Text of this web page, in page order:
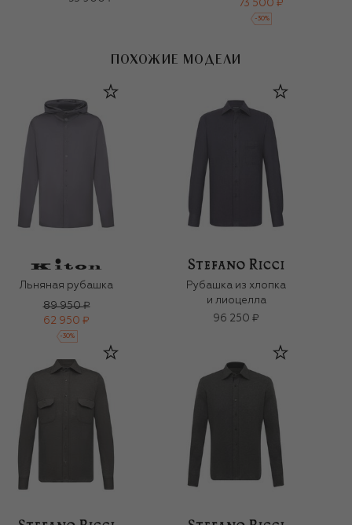
73 500 ₽
-30%
ПОХОЖИЕ МОДЕЛИ
Льняная рубашка
89 950 ₽
62 950 ₽
-30%
Рубашка из хлопка
и лиоцелла
96 250 ₽